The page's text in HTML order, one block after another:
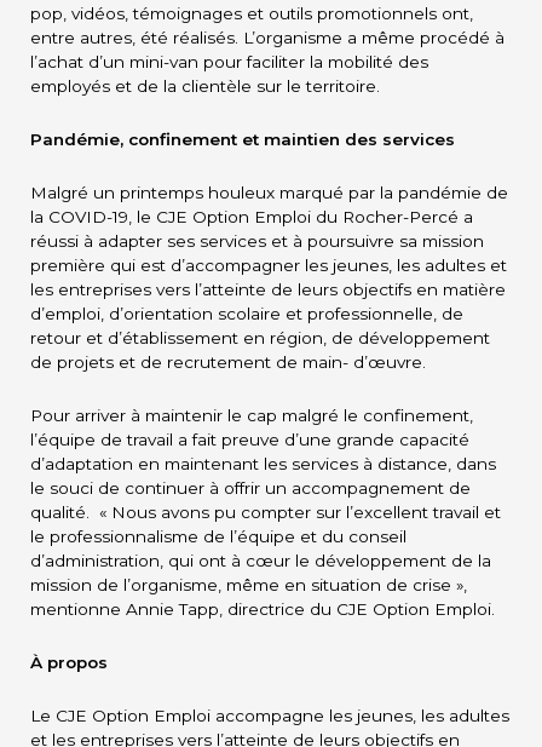
pop, vidéos, témoignages et outils promotionnels ont,
entre autres, été réalisés. L’organisme a même procédé à
l’achat d’un mini-van pour faciliter la mobilité des
employés et de la clientèle sur le territoire.
Pandémie, confinement et maintien des services
Malgré un printemps houleux marqué par la pandémie de
la COVID-19, le CJE Option Emploi du Rocher-Percé a
réussi à adapter ses services et à poursuivre sa mission
première qui est d’accompagner les jeunes, les adultes et
les entreprises vers l’atteinte de leurs objectifs en matière
d’emploi, d’orientation scolaire et professionnelle, de
retour et d’établissement en région, de développement
de projets et de recrutement de main- d’œuvre.
Pour arriver à maintenir le cap malgré le confinement,
l’équipe de travail a fait preuve d’une grande capacité
d’adaptation en maintenant les services à distance, dans
le souci de continuer à offrir un accompagnement de
qualité. « Nous avons pu compter sur l’excellent travail et
le professionnalisme de l’équipe et du conseil
d’administration, qui ont à cœur le développement de la
mission de l’organisme, même en situation de crise »,
mentionne Annie Tapp, directrice du CJE Option Emploi.
À propos
Le CJE Option Emploi accompagne les jeunes, les adultes
et les entreprises vers l’atteinte de leurs objectifs en